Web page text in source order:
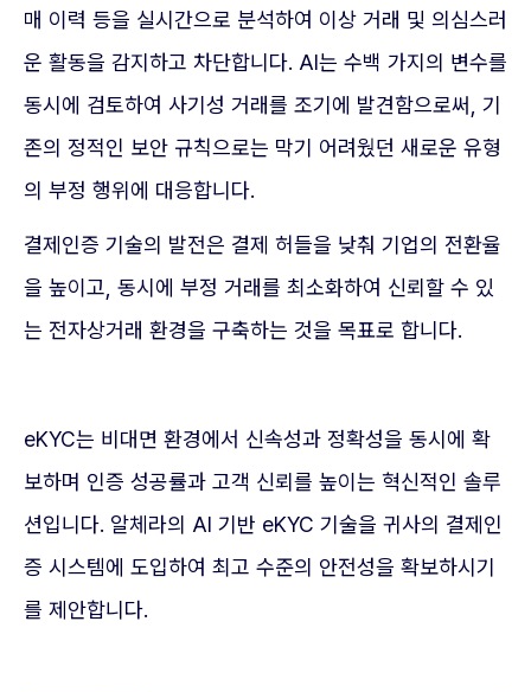
매 이력 등을 실시간으로 분석하여 이상 거래 및 의심스러
운 활동을 감지하고 차단합니다. AI는 수백 가지의 변수를
동시에 검토하여 사기성 거래를 조기에 발견함으로써, 기
존의 정적인 보안 규칙으로는 막기 어려웠던 새로운 유형
의 부정 행위에 대응합니다.
결제인증 기술의 발전은 결제 허들을 낮춰 기업의 전환율
을 높이고, 동시에 부정 거래를 최소화하여 신뢰할 수 있
는 전자상거래 환경을 구축하는 것을 목표로 합니다.
eKYC는 비대면 환경에서 신속성과 정확성을 동시에 확
보하며 인증 성공률과 고객 신뢰를 높이는 혁신적인 솔루
션입니다. 알체라의 AI 기반 eKYC 기술을 귀사의 결제인
증 시스템에 도입하여 최고 수준의 안전성을 확보하시기
를 제안합니다.